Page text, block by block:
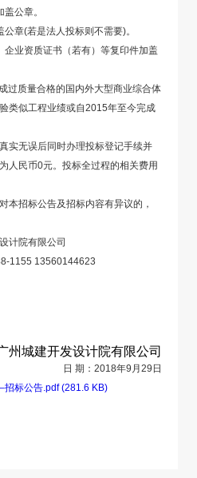
公章。
公章(若是法人投标则不需要)。
企业资质证书（若有）等复印件加盖
过质量合格的国内外大型商业综合体
类似工程业绩或自2015年至今完成
实无误后同时办理投标登记手续并
人民币0元。投标全过程的相关费用
本招标公告及招标内容有异议的，
计院有限公司
1155 13560144623
州城建开发设计院有限公司
日 期：2018年9月29日
招标公告.pdf (281.6 KB)